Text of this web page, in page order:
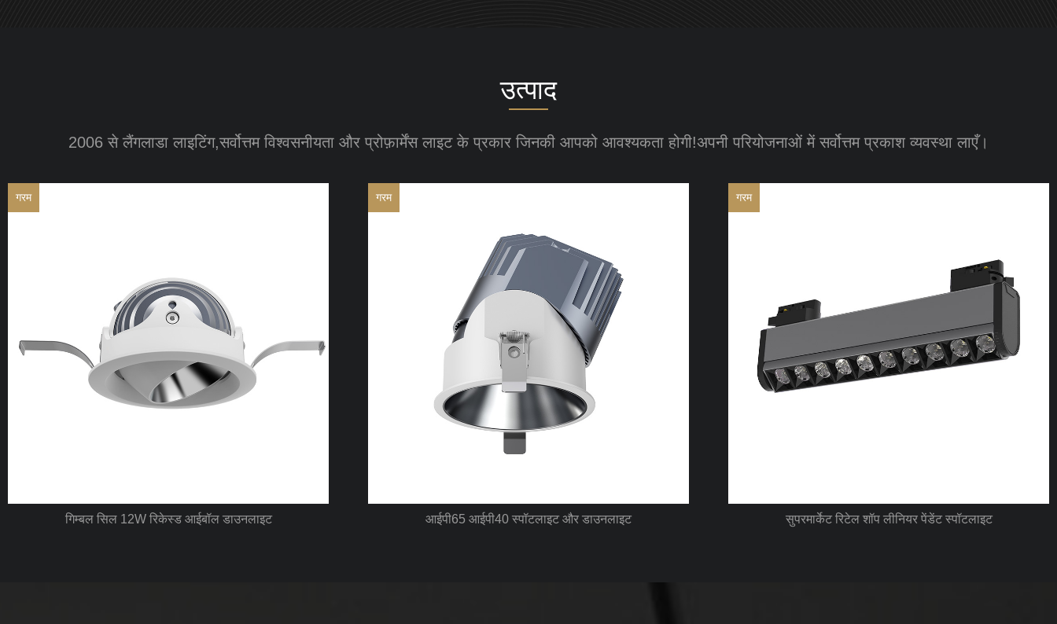
उत्पाद
2006 से लैंगलाडा लाइटिंग,सर्वोत्तम विश्वसनीयता और प्रोफ़ार्मेंस लाइट के प्रकार जिनकी आपको आवश्यकता होगी!अपनी परियोजनाओं में सर्वोत्तम प्रकाश व्यवस्था लाएँ।
गरम
आईपी65 आईपी40 स्पॉटलाइट और डाउनलाइट
गरम
सुपरमार्केट रिटेल शॉप लीनियर पेंडेंट स्पॉटलाइट
गरम
30W50W आयताकार एडजस्टेबल एलईडी डाउनलाइट बड़ी पावर